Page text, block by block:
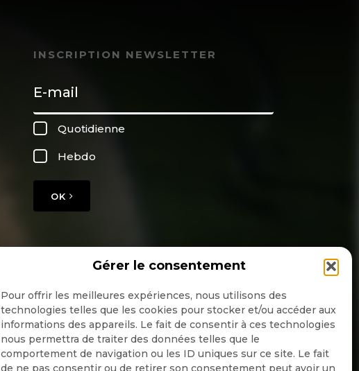
Gérer le consentement
Pour offrir les meilleures expériences, nous utilisons des
technologies telles que les cookies pour stocker et/ou accéder aux
informations des appareils. Le fait de consentir à ces technologies
nous permettra de traiter des données telles que le
comportement de navigation ou les ID uniques sur ce site. Le fait
de ne pas consentir ou de retirer son consentement peut avoir un
INSCRIPTION NEWSLETTER
Quotidienne
Hebdo
OK